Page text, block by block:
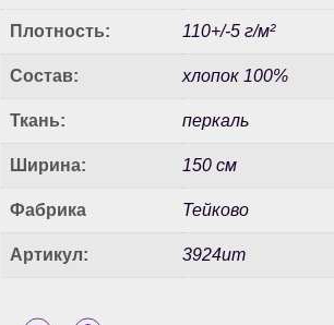
Плотность: 110+/-5 г/м²
Состав: хлопок 100%
Ткань: перкаль
Ширина: 150 см
Фабрика Тейково
Артикул: 3924ит